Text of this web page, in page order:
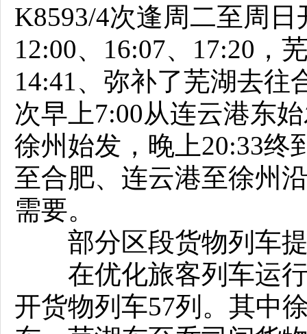
K8593/4次逢周二至周
12:00、16:07、17:20，
14:41、弥补了芜湖去往
次早上7:00从连云港东
徐州始发，晚上20:33终
至合肥、连云港至徐州
需要。
部分区段货物列车
在优化旅客列车运行
开货物列车57列。其中